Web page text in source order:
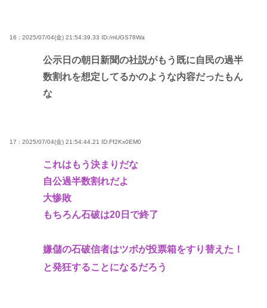
16 : 2025/07/04(金) 21:54:39.33 ID:/mUGS78Wa
公示日の朝日新聞の社説がもう既に自民の過半
数割れを想定してるかのような内容だったもん
な
17 : 2025/07/04(金) 21:54:44.21 ID:Ff2Kx0EM0
これはもう決まりだな
自公過半数割れだよ
大惨敗
もちろん石破は20日で終了
嫌儲の石破信者はツボが投票箱をすり替えた！
と発狂することになるだろう